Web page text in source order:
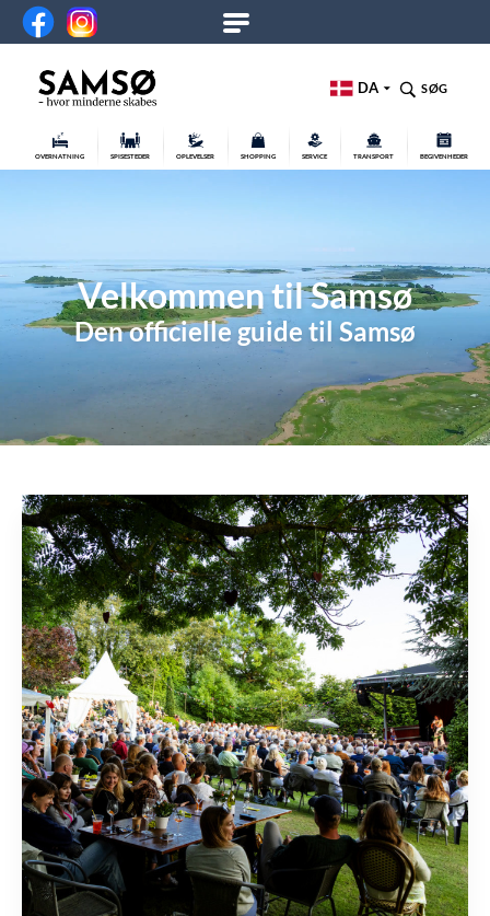
DA SØG
OVERNATNING SPISESTEDER OPLEVELSER SHOPPING SERVICE TRANSPORT BEGIVENHEDER
Velkommen til Samsø
Den officielle guide til Samsø